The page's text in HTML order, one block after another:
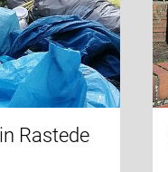
Rastede